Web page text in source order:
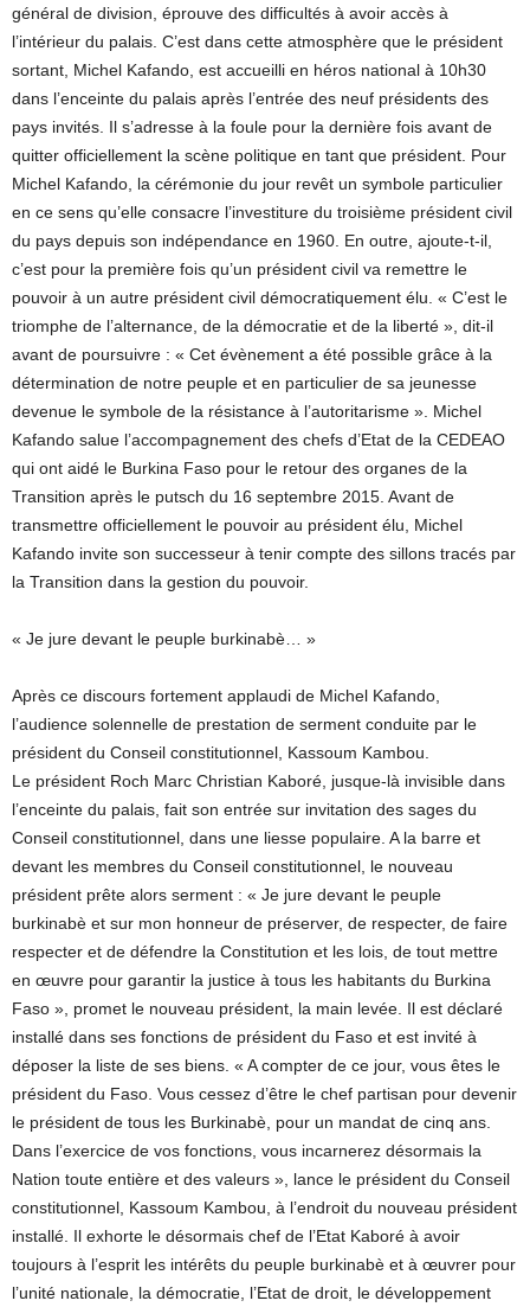
général de division, éprouve des difficultés à avoir accès à
l’intérieur du palais. C’est dans cette atmosphère que le président
sortant, Michel Kafando, est accueilli en héros national à 10h30
dans l’enceinte du palais après l’entrée des neuf présidents des
pays invités. Il s’adresse à la foule pour la dernière fois avant de
quitter officiellement la scène politique en tant que président. Pour
Michel Kafando, la cérémonie du jour revêt un symbole particulier
en ce sens qu’elle consacre l’investiture du troisième président civil
du pays depuis son indépendance en 1960. En outre, ajoute-t-il,
c’est pour la première fois qu’un président civil va remettre le
pouvoir à un autre président civil démocratiquement élu. « C’est le
triomphe de l’alternance, de la démocratie et de la liberté », dit-il
avant de poursuivre : « Cet évènement a été possible grâce à la
détermination de notre peuple et en particulier de sa jeunesse
devenue le symbole de la résistance à l’autoritarisme ». Michel
Kafando salue l’accompagnement des chefs d’Etat de la CEDEAO
qui ont aidé le Burkina Faso pour le retour des organes de la
Transition après le putsch du 16 septembre 2015. Avant de
transmettre officiellement le pouvoir au président élu, Michel
Kafando invite son successeur à tenir compte des sillons tracés par
la Transition dans la gestion du pouvoir.
« Je jure devant le peuple burkinabè… »
Après ce discours fortement applaudi de Michel Kafando,
l’audience solennelle de prestation de serment conduite par le
président du Conseil constitutionnel, Kassoum Kambou.
Le président Roch Marc Christian Kaboré, jusque-là invisible dans
l’enceinte du palais, fait son entrée sur invitation des sages du
Conseil constitutionnel, dans une liesse populaire. A la barre et
devant les membres du Conseil constitutionnel, le nouveau
président prête alors serment : « Je jure devant le peuple
burkinabè et sur mon honneur de préserver, de respecter, de faire
respecter et de défendre la Constitution et les lois, de tout mettre
en œuvre pour garantir la justice à tous les habitants du Burkina
Faso », promet le nouveau président, la main levée. Il est déclaré
installé dans ses fonctions de président du Faso et est invité à
déposer la liste de ses biens. « A compter de ce jour, vous êtes le
président du Faso. Vous cessez d’être le chef partisan pour devenir
le président de tous les Burkinabè, pour un mandat de cinq ans.
Dans l’exercice de vos fonctions, vous incarnerez désormais la
Nation toute entière et des valeurs », lance le président du Conseil
constitutionnel, Kassoum Kambou, à l’endroit du nouveau président
installé. Il exhorte le désormais chef de l’Etat Kaboré à avoir
toujours à l’esprit les intérêts du peuple burkinabè et à œuvrer pour
l’unité nationale, la démocratie, l’Etat de droit, le développement